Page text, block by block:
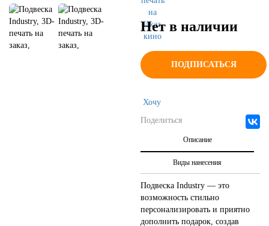
Нет в наличии
ПОДПИСАТЬСЯ
Хочу
Поделиться
Описание
Виды нанесения
Подвеска Industry — это
возможность стильно
персонализировать и приятно
дополнить подарок, создав